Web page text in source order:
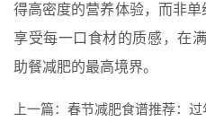
得高密度的营养体验，而非单
享受每一口食材的质感，在
助餐减肥的最高境界。
上一篇： 春节减肥食谱推荐：